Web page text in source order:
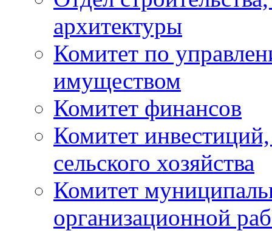
архитектуры
Комитет по
имуществом
Комитет финансов
Комитет
сельского хозяйства
Комитет
организационной